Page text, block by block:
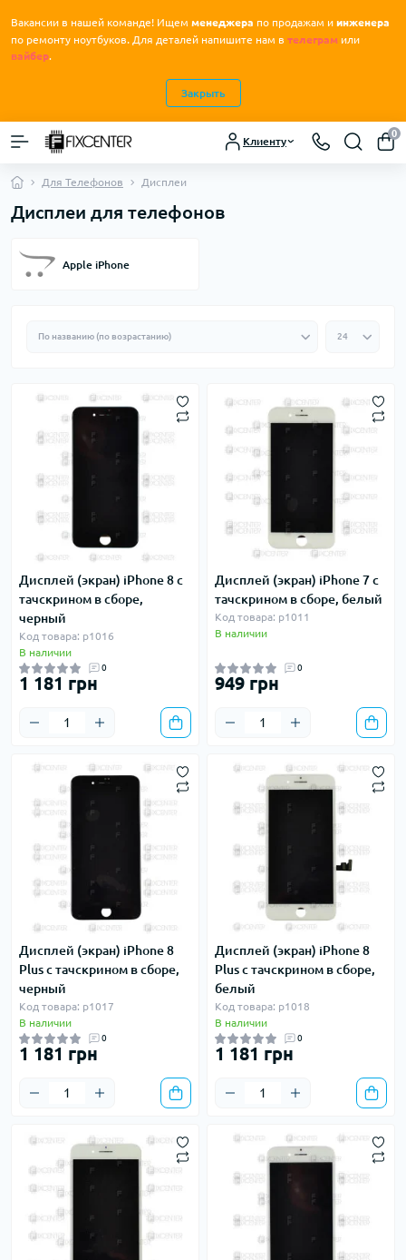
Вакансии в нашей команде! Ищем менеджера по продажам и инженера
по ремонту ноутбуков. Для деталей напишите нам в телеграм или
вайбер.
Закрыть
Клиенту
0
Для Телефонов Дисплеи
Дисплеи для телефонов
Apple iPhone
Дисплей (экран) iPhone 8 с
тачскрином в сборе,
черный
Код товара: p1016
В наличии
0
1 181 грн
Дисплей (экран) iPhone 7 с
тачскрином в сборе, белый
Код товара: p1011
В наличии
0
949 грн
Дисплей (экран) iPhone 8
Plus с тачскрином в сборе,
черный
Код товара: p1017
В наличии
0
1 181 грн
Дисплей (экран) iPhone 8
Plus с тачскрином в сборе,
белый
Код товара: p1018
В наличии
0
1 181 грн